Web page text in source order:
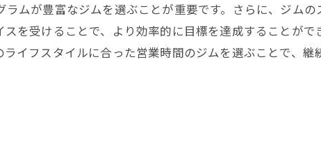
られるジムの探し方
を見つける方法
ムが豊富なジムを選ぶことが重要です。さらに、ジムの
を受けることで、より効率的に目標を達成することがで
イフスタイルに合った営業時間のジムを選ぶことで、継